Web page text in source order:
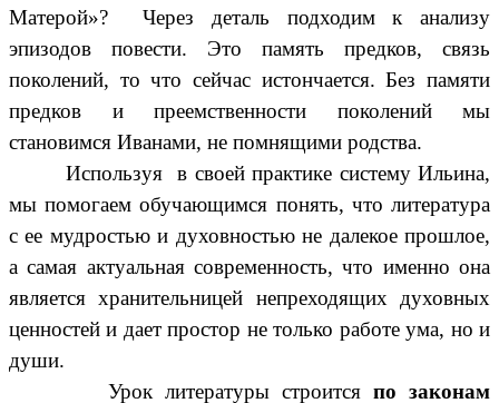
Матерой»? Через деталь подходим к анализу
эпизодов повести. Это память предков, связь
поколений, то что сейчас истончается. Без памяти
предков и преемственности поколений мы
становимся Иванами, не помнящими родства.
Используя в своей практике систему Ильина,
мы помогаем обучающимся понять, что литература
с ее мудростью и духовностью не далекое прошлое,
а самая актуальная современность, что именно она
является хранительницей непреходящих духовных
ценностей и дает простор не только работе ума, но и
души.
Урок литературы строится по законам